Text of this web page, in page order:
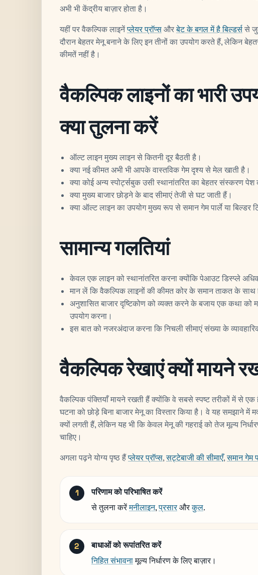
अभी भी केंद्रीय बाज़ार होता है।
यहीं पर वैकल्पिक लाइनेंप्लेयर प्रॉप्सऔरबेट के बगल में है बिल्डर्ससे
दौरान बेहतर मेनू बनाने के लिए इन तीनों का उपयोग करते हैं, लेकिन
कीमतें नहीं है।
वैकल्पिक लाइनों का भारी
क्या तुलना करें
ऑल्ट लाइन मुख्य लाइन से कितनी दूर बैठती है।
क्या नई कीमत अभी भी आपके वास्तविक गेम दृश्य से मेल खाती है।
क्या कोई अन्य स्पोर्ट्सबुक उसी स्थानांतरित का बेहतर संस्करण पेश
क्या मुख्य बाजार छोड़ने के बाद सीमाएं तेजी से घट जाती हैं।
क्या ऑल्ट लाइन का उपयोग मुख्य रूप से समान गेम पार्ले या बिल्डर
सामान्य गलतियां
केवल एक लाइन को स्थानांतरित करना क्योंकि पेआउट डिस्प्ले
मान लें कि वैकल्पिक लाइनों की कीमत कोर के समान ताकत के साथ
अनुशासित बाजार दृष्टिकोण को व्यक्त करने के बजाय एक कथा
उपयोग करना।
इस बात को नजरअंदाज करना कि निचली सीमाएं संख्या के
वैकल्पिक रेखाएं क्यों मायने
वैकल्पिक पंक्तियाँ मायने रखती हैं क्योंकि वे सबसे स्पष्ट तरीकों में से
घटना को छोड़े बिना बाजार मेनू का विस्तार किया है। वे यह समझाने
क्यों लगती हैं, लेकिन यह भी कि केवल मेनू की गहराई को तेज मूल्य
चाहिए।
अगला पढ़ने योग्य पृष्ठ हैंप्लेयर प्रॉप्स,सट्टेबाजी की सीमाएँ,समान गेम
परिणाम को परिभाषित करें
से तुलना करेंमनीलाइन,प्रसारऔरकुल.
बाधाओं को रूपांतरित करें
निहित संभावनामूल्य निर्धारण के लिए बाज़ार।